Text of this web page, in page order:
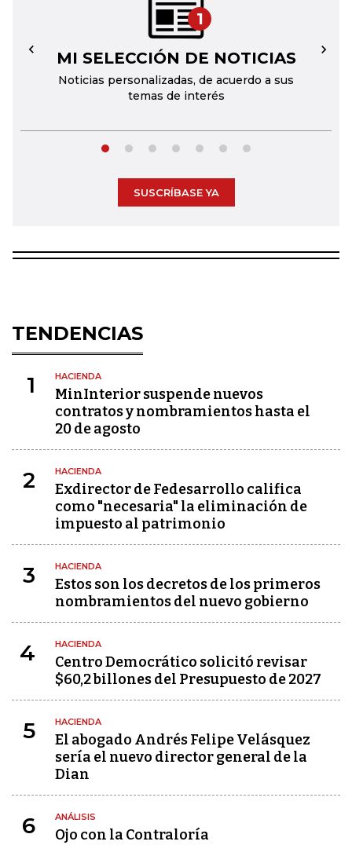
1
MI SELECCIÓN DE NOTICIAS
Noticias personalizadas, de acuerdo a sus
temas de interés
← →
SUSCRÍBASE YA
TENDENCIAS
1 HACIENDA
MinInterior suspende nuevos
contratos y nombramientos hasta el
20 de agosto
2 HACIENDA
Exdirector de Fedesarrollo califica
como "necesaria" la eliminación de
impuesto al patrimonio
3 HACIENDA
Estos son los decretos de los primeros
nombramientos del nuevo gobierno
4 HACIENDA
Centro Democrático solicitó revisar
$60,2 billones del Presupuesto de 2027
5 HACIENDA
El abogado Andrés Felipe Velásquez
sería el nuevo director general de la
Dian
6 ANÁLISIS
Ojo con la Contraloría